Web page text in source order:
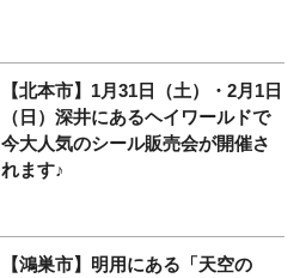
【北本市】1月31日（土）・2月1日
（日）深井にあるヘイワールドで
今大人気のシール販売会が開催さ
れます♪
【鴻巣市】明用にある「天空の